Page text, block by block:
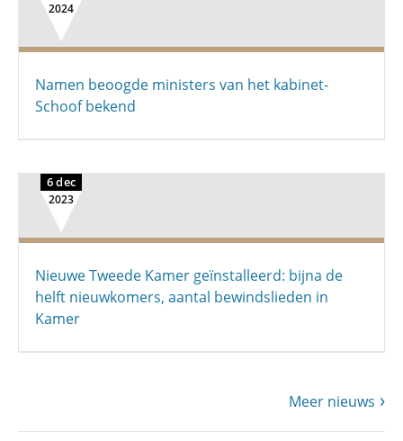
2024
Namen beoogde ministers van het kabinet-
Schoof bekend
6 dec
2023
Nieuwe Tweede Kamer geïnstalleerd: bijna de
helft nieuwkomers, aantal bewindslieden in
Kamer
Meer nieuws